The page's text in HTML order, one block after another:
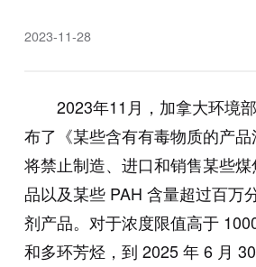
2023-11-28
2023年11月，加拿大环境
布了《某些含有有毒物质的产
将禁止制造、进口和销售某些
品以及某些 PAH 含量超过百万
剂产品。对于浓度限值高于
和多环芳烃，到 2025 年 6 月